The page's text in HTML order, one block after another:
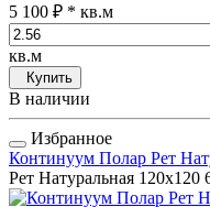
5 100 ₽ * кв.м
кв.м
Купить
В наличии
Избранное
Континуум Полар Рет
Рет Натуральная 120x120